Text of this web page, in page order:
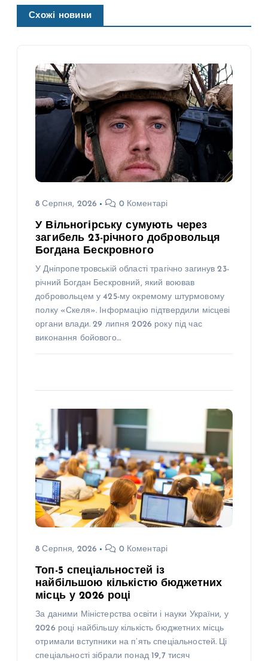
Схожі новини
8 Серпня, 2026 0 Коментарі
У Вільногірську сумують через
загибель 23-річного добровольця
Богдана Бескровного
У Дніпропетровській області трагічно загинув 23-
річний Богдан Бескровний, який воював
добровольцем у 425-му окремому штурмовому
полку «Скеля». Інформацію підтвердили місцеві
органи влади. 29 липня 2026 року під час
виконання бойового…
8 Серпня, 2026 0 Коментарі
Топ-5 спеціальностей із
найбільшою кількістю бюджетних
місць у 2026 році
За даними Міністерства освіти і науки України, у
2026 році найбільшу кількість бюджетних місць
отримали вступники на п’ять спеціальностей. Ці
спеціальності зібрали понад 19,7 тисяч